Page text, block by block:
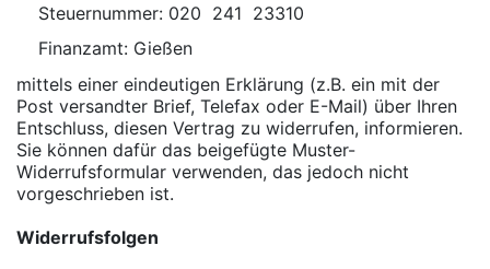
Steuernummer: 020 241 23310
Finanzamt: Gießen
mittels einer eindeutigen Erklärung (z.B. ein mit der
Post versandter Brief, Telefax oder E-Mail) über Ihren
Entschluss, diesen Vertrag zu widerrufen, informieren.
Sie können dafür das beigefügte Muster-
Widerrufsformular verwenden, das jedoch nicht
vorgeschrieben ist.
Widerrufsfolgen